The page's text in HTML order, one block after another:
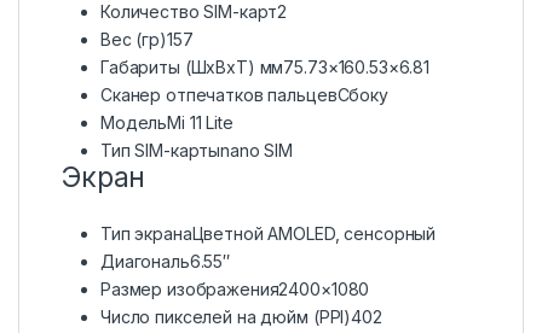
Количество SIM-карт2
Вес (гр)157
Габариты (ШxВxТ) мм75.73×160.53×6.81
Сканер отпечатков пальцевСбоку
МодельMi 11 Lite
Тип SIM-картыnano SIM
Экран
Тип экранаЦветной AMOLED, сенсорный
Диагональ6.55″
Размер изображения2400×1080
Число пикселей на дюйм (PPI)402